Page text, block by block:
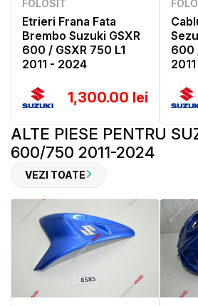
FOLOSIT
Etrieri Frana Fata
Brembo Suzuki GSXR
600 / GSXR 750 L1
2011 - 2024
1,300.00 lei
600
ALTE PIESE PENTRU
600/750 2011-2024
VEZI TOATE